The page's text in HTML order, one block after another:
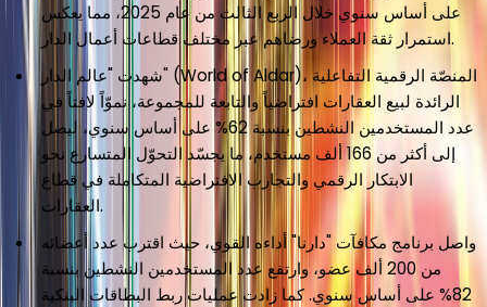
على أساس سنوي خلال الربع الثالث من عام 2025، مما يعكس
استمرار ثقة العملاء ورضاهم عبر مختلف قطاعات أعمال الدار.
شهدت "عالم الدار" (World of Aldar)، المنصّة الرقمية التفاعلية
الرائدة لبيع العقارات افتراضياً والتابعة للمجموعة، نموّاً لافتاً في
عدد المستخدمين النشطين بنسبة 62% على أساس سنوي، ليصل
إلى أكثر من 166 ألف مستخدم، ما يجسّد التحوّل المتسارع نحو
الابتكار الرقمي والتجارب الافتراضية المتكاملة في قطاع
العقارات.
واصل برنامج مكافآت "دارنا" أداءه القوي، حيث اقترب عدد أعضائه
من 200 ألف عضو، وارتفع عدد المستخدمين النشطين بنسبة
82% على أساس سنوي. كما زادت عمليات ربط البطاقات البنكية